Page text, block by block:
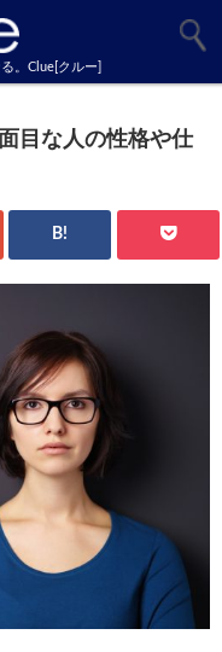
。Clue[クルー]
目な人の性格や仕
B!